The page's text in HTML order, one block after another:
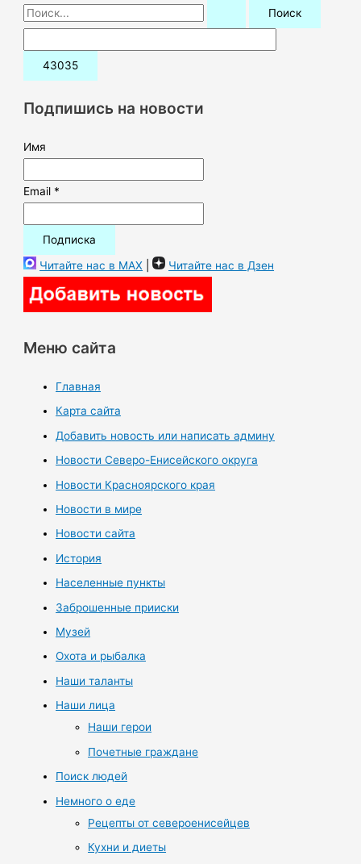
П
о
и
:Подпишись на новости
Имя
Email *
Читайте нас в MAX | Читайте нас в Дзен
Меню сайта
Главная
Карта сайта
Добавить новость или написать админу
Новости Северо-Енисейского округа
Новости Красноярского края
Новости в мире
Новости сайта
История
Населенные пункты
Заброшенные прииски
Музей
Охота и рыбалка
Наши таланты
Наши лица
Наши герои
Почетные граждане
Поиск людей
Немного о еде
Рецепты от североенисейцев
Кухни и диеты